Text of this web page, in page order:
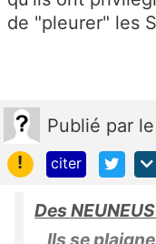
de "pleurer" les
Publié par
!
citer
Des